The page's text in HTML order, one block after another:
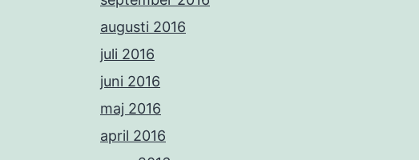
augusti 2016
juli 2016
juni 2016
maj 2016
april 2016